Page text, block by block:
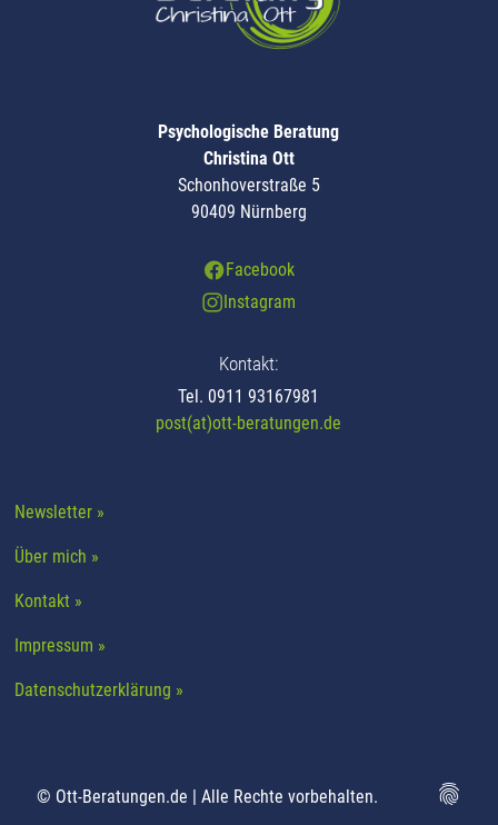
Psychologische Beratung
Christina Ott
Schonhoverstraße 5
90409 Nürnberg
Facebook
Instagram
Kontakt:
Tel. 0911 93167981
post(at)ott-beratungen.de
Newsletter »
Über mich »
Kontakt »
Impressum »
Datenschutzerklärung »
© Ott-Beratungen.de | Alle Rechte vorbehalten.